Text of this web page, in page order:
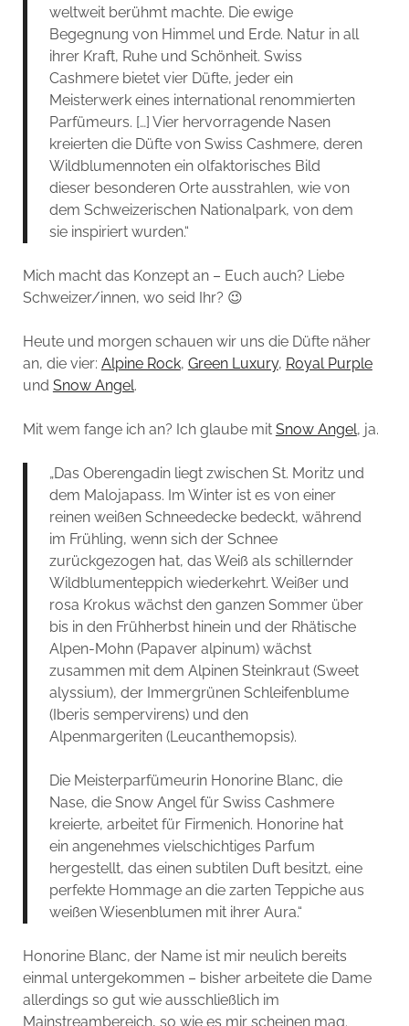
weltweit berühmt machte. Die ewige
Begegnung von Himmel und Erde. Natur in all
ihrer Kraft, Ruhe und Schönheit. Swiss
Cashmere bietet vier Düfte, jeder ein
Meisterwerk eines international renommierten
Parfümeurs. […] Vier hervorragende Nasen
kreierten die Düfte von Swiss Cashmere, deren
Wildblumennoten ein olfaktorisches Bild
dieser besonderen Orte ausstrahlen, wie von
dem Schweizerischen Nationalpark, von dem
sie inspiriert wurden.“
Mich macht das Konzept an – Euch auch? Liebe
Schweizer/innen, wo seid Ihr? 😉
Heute und morgen schauen wir uns die Düfte näher
an, die vier: Alpine Rock, Green Luxury, Royal Purple
und Snow Angel.
Mit wem fange ich an? Ich glaube mit Snow Angel, ja.
„Das Oberengadin liegt zwischen St. Moritz und
dem Malojapass. Im Winter ist es von einer
reinen weißen Schneedecke bedeckt, während
im Frühling, wenn sich der Schnee
zurückgezogen hat, das Weiß als schillernder
Wildblumenteppich wiederkehrt. Weißer und
rosa Krokus wächst den ganzen Sommer über
bis in den Frühherbst hinein und der Rhätische
Alpen-Mohn (Papaver alpinum) wächst
zusammen mit dem Alpinen Steinkraut (Sweet
alyssium), der Immergrünen Schleifenblume
(Iberis sempervirens) und den
Alpenmargeriten (Leucanthemopsis).
Die Meisterparfümeurin Honorine Blanc, die
Nase, die Snow Angel für Swiss Cashmere
kreierte, arbeitet für Firmenich. Honorine hat
ein angenehmes vielschichtiges Parfum
hergestellt, das einen subtilen Duft besitzt, eine
perfekte Hommage an die zarten Teppiche aus
weißen Wiesenblumen mit ihrer Aura.“
Honorine Blanc, der Name ist mir neulich bereits
einmal untergekommen – bisher arbeitete die Dame
allerdings so gut wie ausschließlich im
Mainstreambereich, so wie es mir scheinen mag.